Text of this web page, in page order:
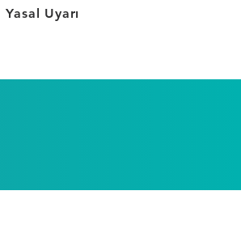
Yasal Uyarı